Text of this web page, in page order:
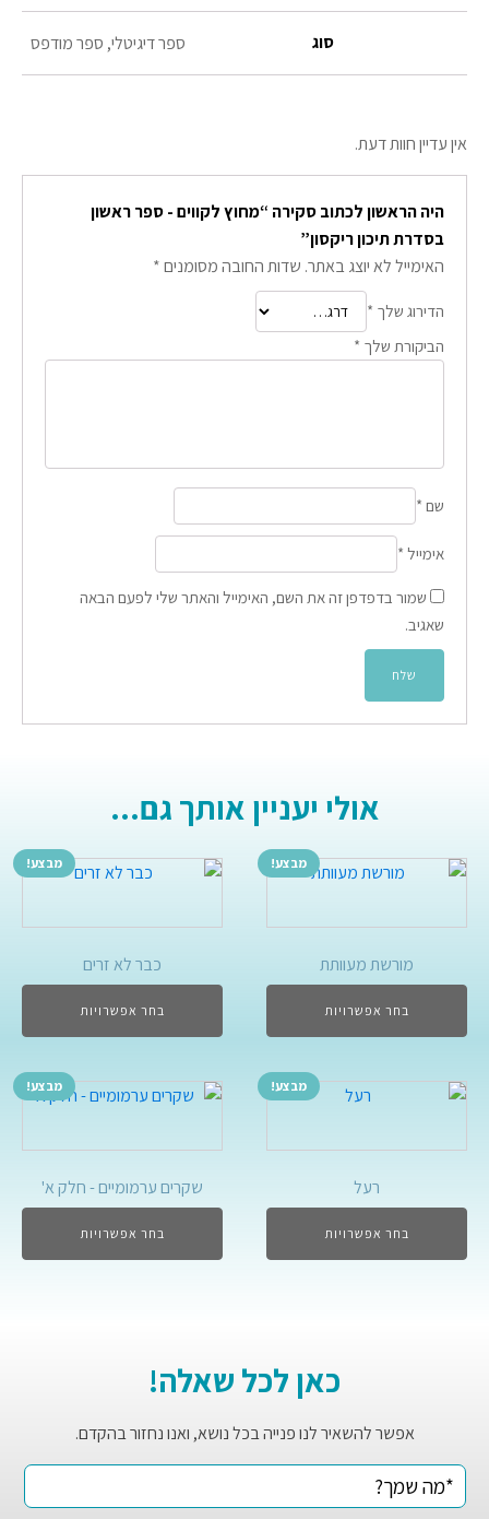
סוג ספר דיגיטלי, ספר מודפס
אין עדיין חוות דעת.
היה הראשון לכתוב סקירה “מחוץ לקווים - ספר ראשון
בסדרת תיכון ריקסון”
האימייל לא יוצג באתר. שדות החובה מסומנים*
הדירוג שלך *
הביקורת שלך *
שם *
אימייל *
שמור בדפדפן זה את השם, האימייל והאתר שלי לפעם הבאה
שאגיב.
אולי יעניין אותך גם...
מבצע!
מורשת מעוותת
בחר אפשרויות
מבצע!
כבר לא זרים
בחר אפשרויות
מבצע!
רעל
בחר אפשרויות
מבצע!
שקרים ערמומיים - חלק א'
בחר אפשרויות
כאן לכל שאלה!
אפשר להשאיר לנו פנייה בכל נושא, ואנו נחזור בהקדם.